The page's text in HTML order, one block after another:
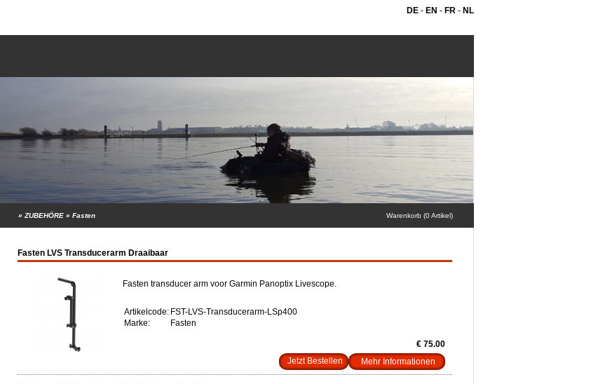
DE - EN - FR - NL
» ZUBEHÖRE » Fasten Warenkorb (0 Artikel)
Fasten LVS Transducerarm Draaibaar
Fasten transducer arm voor Garmin Panoptix Livescope.
Artikelcode: FST-LVS-Transducerarm-LSp400
Marke:
Fasten
€ 75.00
Mehr Informationen